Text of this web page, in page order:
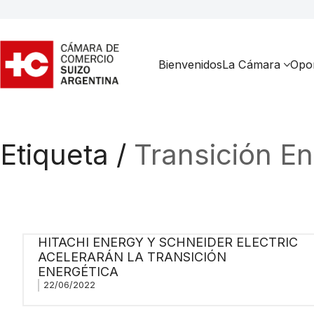
BienvenidosLa Cámara
Etiqueta / Transición
HITACHI ENERGY Y SCHNEIDER ELECTRIC
ACELERARÁN LA TRANSICIÓN
ENERGÉTICA
22/06/2022